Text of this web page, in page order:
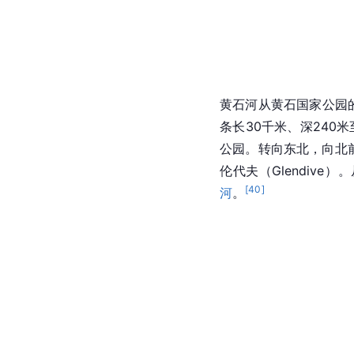
黄石河从黄石国家公园
条长30千米、深240米
公园。转向东北 ，向
伦代夫（Glendive）
河。 [40]